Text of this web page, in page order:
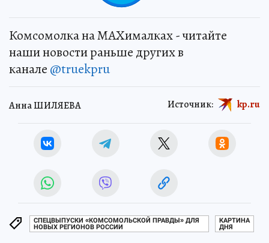
Комсомолка на MAXималках - читайте
наши новости раньше других в
канале @truekpru
Анна ШИЛЯЕВА Источник: kp.ru
СПЕЦВЫПУСКИ «КОМСОМОЛЬСКОЙ ПРАВДЫ» ДЛЯ
НОВЫХ РЕГИОНОВ РОССИИ
КАРТИНА
ДНЯ